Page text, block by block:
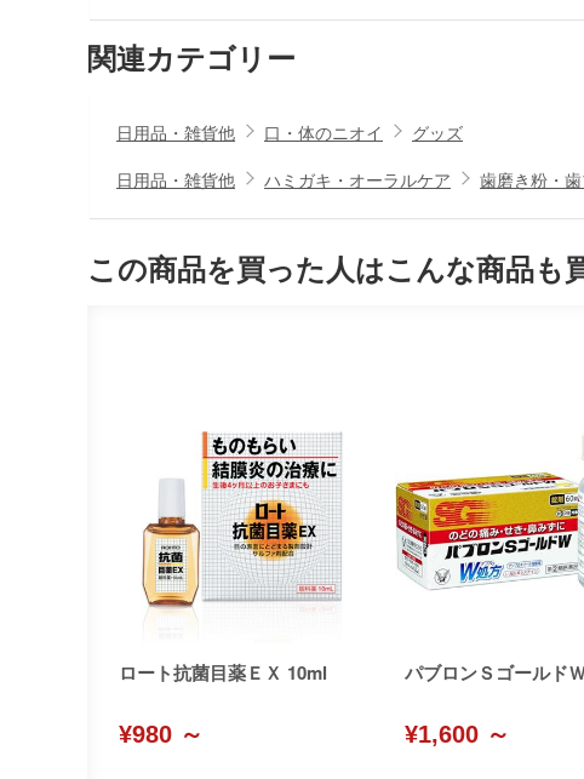
関連カテゴリー
日用品・雑貨他 口・体のニオイ
グッズ
日用品・雑貨他
ハミガキ・オーラルケア 歯磨き粉・
この商品を買った人はこんな商品も
ロート抗菌目薬ＥＸ 10ml
¥980 ～
パブロンＳゴールド
¥1,600 ～